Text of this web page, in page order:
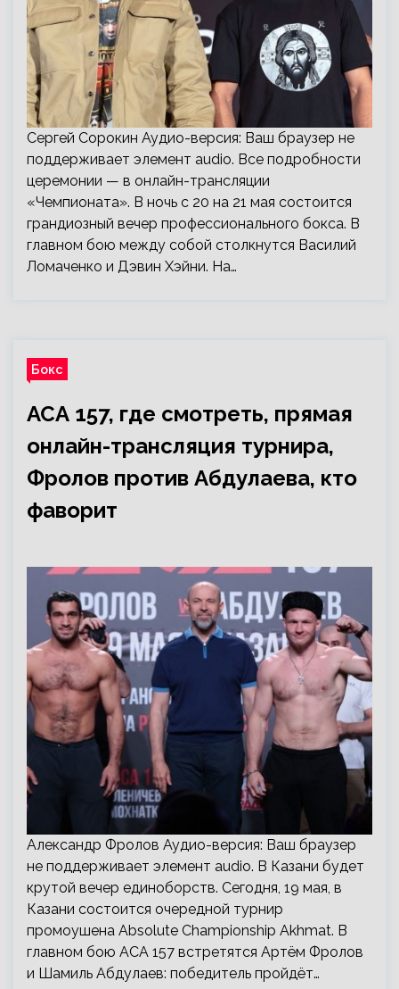
Сергей Сорокин Аудио-версия: Ваш браузер не
поддерживает элемент audio. Все подробности
церемонии — в онлайн-трансляции
«Чемпионата». В ночь с 20 на 21 мая состоится
грандиозный вечер профессионального бокса. В
главном бою между собой столкнутся Василий
Ломаченко и Дэвин Хэйни. На…
Бокс
АСА 157, где смотреть, прямая
онлайн-трансляция турнира,
Фролов против Абдулаева, кто
фаворит
Александр Фролов Аудио-версия: Ваш браузер
не поддерживает элемент audio. В Казани будет
крутой вечер единоборств. Сегодня, 19 мая, в
Казани состоится очередной турнир
промоушена Absolute Championship Akhmat. В
главном бою ACA 157 встретятся Артём Фролов
и Шамиль Абдулаев: победитель пройдёт…